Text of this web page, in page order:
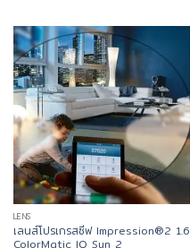
LENS
เลนส์โปรเกรสซีฟ Impression®2 1.6
ColorMatic IQ Sun 2